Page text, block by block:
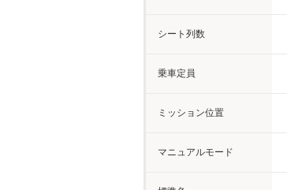
シート列数
乗車定員
ミッション位置
マニュアルモード